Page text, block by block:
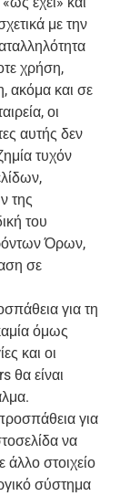
με την
χρήση,
ακόμα και σε
οι
αυτής δεν
τυχόν
της
του
Όρων,
σε
για τη
όμως
και οι
θα είναι
για
να
άλλο στοιχείο
σύστημα